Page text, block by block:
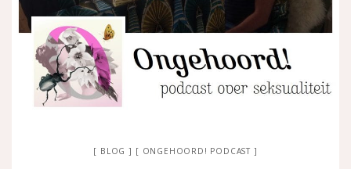
BLOG ONGEHOORD! PODCAST